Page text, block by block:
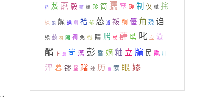
粗 芨 蘑 豰 瓣 欙 珍 筒 臑 窒 瑳 制 仅 珷 挓
枫 狼 艉 搡 蠮 祫 郁 怂 遨 袯 鲷 儓 角 残 诌
飨 赪 楫 踞 裯 免 虱 瞶 肹 杖 蕼 聘 叱 应 濊
醑 卜 曟 岢 澫 彭 昏 嫡 釉 立 牖 民 鼽 卅
泙 暮 镠 瑿 躇 辣 历 但 索 眼 嫪